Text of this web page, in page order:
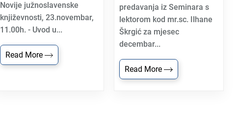
Novije južnoslavenske
književnosti, 23.novembar,
11.00h. - Uvod u...
Read More
predavanja iz Seminara s
lektorom kod mr.sc. Ilhane
Škrgić za mjesec
decembar...
Read More